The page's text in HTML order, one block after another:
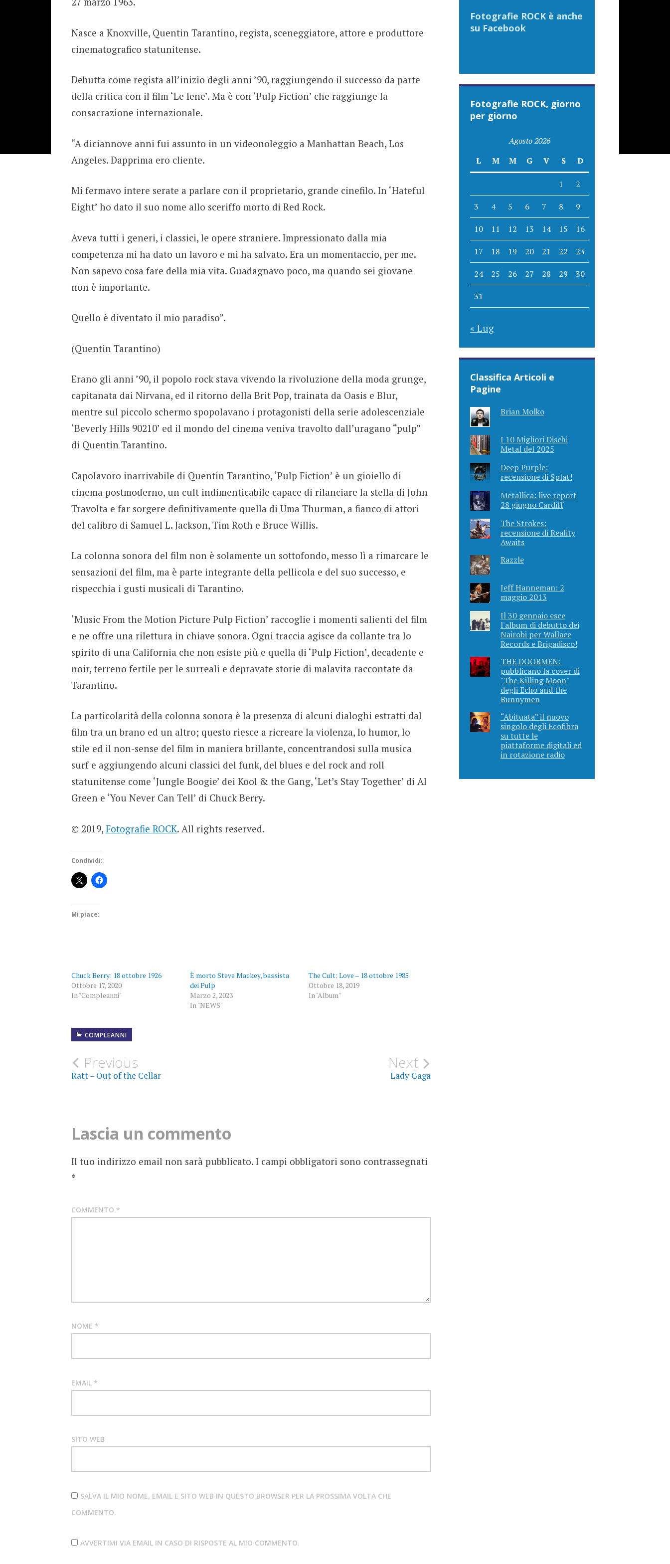
Nasce a Knoxville, Quentin Tarantino, regista, sceneggiatore, attore e produttore
cinematografico statunitense.
Debutta come regista all’inizio degli anni ’90, raggiungendo il successo da parte
della critica con il film ‘Le Iene’. Ma è con ‘Pulp Fiction’ che raggiunge la
consacrazione internazionale.
“A diciannove anni fui assunto in un videonoleggio a Manhattan Beach, Los
Angeles. Dapprima ero cliente.
Mi fermavo intere serate a parlare con il proprietario, grande cinefilo. In ‘Hateful
Eight’ ho dato il suo nome allo sceriffo morto di Red Rock.
Aveva tutti i generi, i classici, le opere straniere. Impressionato dalla mia
competenza mi ha dato un lavoro e mi ha salvato. Era un momentaccio, per me.
Non sapevo cosa fare della mia vita. Guadagnavo poco, ma quando sei giovane
non è importante.
Quello è diventato il mio paradiso”.
(Quentin Tarantino)
Erano gli anni ’90, il popolo rock stava vivendo la rivoluzione della moda grunge,
capitanata dai Nirvana, ed il ritorno della Brit Pop, trainata da Oasis e Blur,
mentre sul piccolo schermo spopolavano i protagonisti della serie adolescenziale
‘Beverly Hills 90210’ ed il mondo del cinema veniva travolto dall’uragano “pulp”
di Quentin Tarantino.
Capolavoro inarrivabile di Quentin Tarantino, ‘Pulp Fiction’ è un gioiello di
cinema postmoderno, un cult indimenticabile capace di rilanciare la stella di John
Travolta e far sorgere definitivamente quella di Uma Thurman, a fianco di attori
del calibro di Samuel L. Jackson, Tim Roth e Bruce Willis.
La colonna sonora del film non è solamente un sottofondo, messo lì a rimarcare le
sensazioni del film, ma è parte integrante della pellicola e del suo successo, e
rispecchia i gusti musicali di Tarantino.
‘Music From the Motion Picture Pulp Fiction’ raccoglie i momenti salienti del film
e ne offre una rilettura in chiave sonora. Ogni traccia agisce da collante tra lo
spirito di una California che non esiste più e quella di ‘Pulp Fiction’, decadente e
noir, terreno fertile per le surreali e depravate storie di malavita raccontate da
Tarantino.
La particolarità della colonna sonora è la presenza di alcuni dialoghi estratti dal
film tra un brano ed un altro; questo riesce a ricreare la violenza, lo humor, lo
stile ed il non-sense del film in maniera brillante, concentrandosi sulla musica
surf e aggiungendo alcuni classici del funk, del blues e del rock and roll
statunitense come ‘Jungle Boogie’ dei Kool & the Gang, ‘Let’s Stay Together’ di Al
Green e ‘You Never Can Tell’ di Chuck Berry.
© 2019, Fotografie ROCK. All rights reserved.
Condividi:
Mi piace:
Chuck Berry: 18 ottobre 1926
Ottobre 17, 2020
In "Compleanni"
È morto Steve Mackey, bassista
dei Pulp
Marzo 2, 2023
In "NEWS"
The Cult: Love – 18 ottobre 1985
Ottobre 18, 2019
In "Album"
COMPLEANNI
COLONNA
COMPLEANNO
MOVIE
PULP
FICTION
Post
Previous
Ratt – Out of the Cellar
Next
Lady Gaga
Lascia un commento
Il tuo indirizzo email non sarà pubblicato. I campi obbligatori sono contrassegnati
*
COMMENTO *
NOME *
EMAIL *
SITO WEB
SALVA IL MIO NOME, EMAIL E SITO WEB IN QUESTO BROWSER PER LA PROSSIMA VOLTA CHE
COMMENTO.
AVVERTIMI VIA EMAIL IN CASO DI RISPOSTE AL MIO COMMENTO.
Fotografie ROCK è anche
su Facebook
Fotografie ROCK, giorno
per giorno
Agosto 2026
L
M M G V S D
1 2
3 4 5 6 7 8 9
10 11 12 13 14 15 16
17 18 19 20 21 22 23
24 25 26 27 28 29 30
31
« Lug
Classifica Articoli e
Pagine
Brian Molko
I 10 Migliori Dischi
Metal del 2025
Deep Purple:
recensione di Splat!
Metallica: live report
28 giugno Cardiff
The Strokes:
recensione di Reality
Awaits
Razzle
Jeff Hanneman: 2
maggio 2013
Il 30 gennaio esce
l'album di debutto dei
Nairobi per Wallace
Records e Brigadisco!
THE DOORMEN:
pubblicano la cover di
"The Killing Moon"
degli Echo and the
Bunnymen
“Abituata” il nuovo
singolo degli Ecofibra
su tutte le
piattaforme digitali ed
in rotazione radio